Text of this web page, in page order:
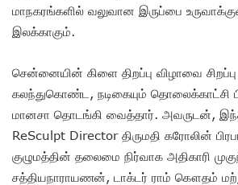
மாநகரங்களில் வலுவான இருப்பை
இலக்காகும்.
சென்னையின் கிளை திறப்பு விழாவை சிறப்பு
கலந்துகொண்ட, நடிகையும் தொலைக்காட்சி
மானசா தொடங்கி வைத்தார். அவருடன்,
ReSculpt Director திருமதி கரோலின்
குழுமத்தின் தலைமை நிர்வாக அதிகாரி
சத்தியநாராயணன், டாக்டர் ராம் கௌதம்